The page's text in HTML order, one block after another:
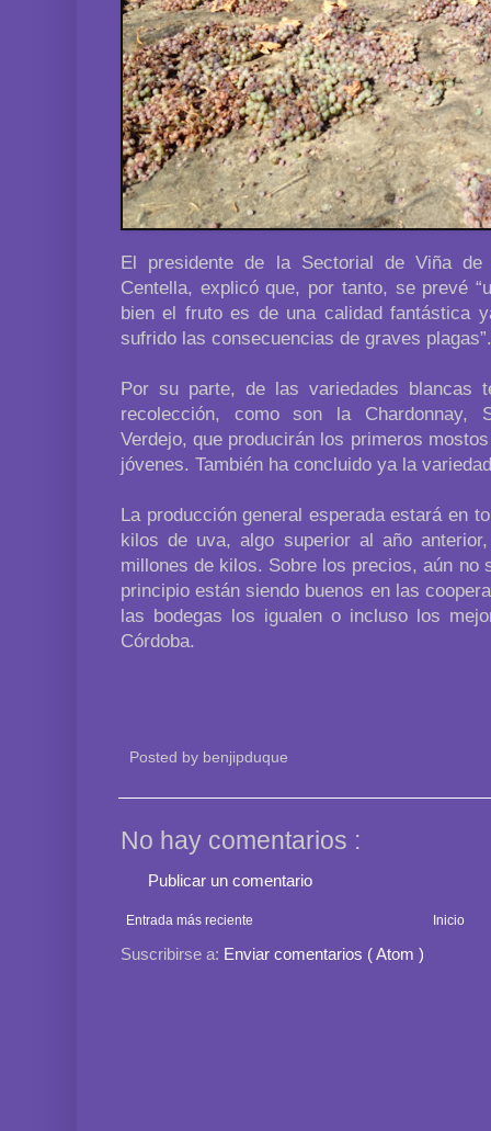
El presidente de la Sectorial de Viña de
Centella, explicó que, por tanto, se prevé
bien el fruto es de una calidad fantástica
sufrido las consecuencias de graves plagas”.
Por su parte, de las variedades blancas
recolección, como son la Chardonnay,
Verdejo, que producirán los primeros
jóvenes. También ha concluido ya la
La producción general esperada estará en
kilos de uva, algo superior al año
millones de kilos. Sobre los precios, aún no
principio están siendo buenos en las
las bodegas los igualen o incluso los
Córdoba.
Posted by benjipduque
No hay comentarios :
Publicar un comentario
Entrada más reciente Inicio
Suscribirse a: Enviar comentarios ( Atom )